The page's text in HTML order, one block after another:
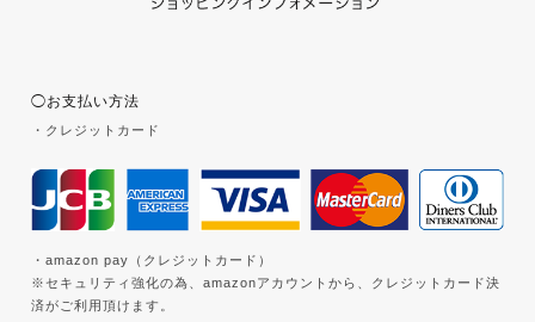
◯お支払い方法
・クレジットカード
・amazon pay（クレジットカード）
※セキュリティ強化の為、amazonアカウントから、クレジットカード決
済がご利用頂けます。